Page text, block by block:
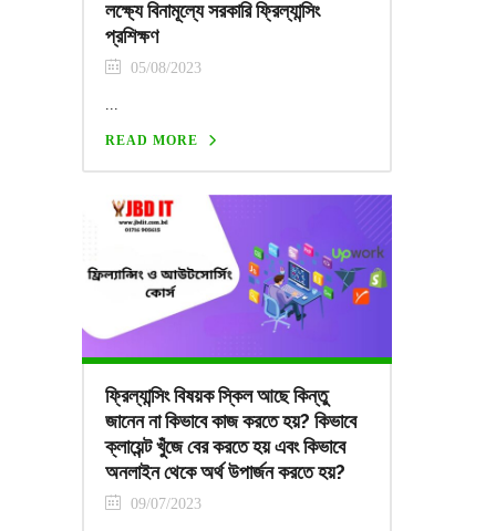
লক্ষ্যে বিনামূল্যে সরকারি ফ্রিল্যান্সিং
প্রশিক্ষণ
05/08/2023
...
READ MORE
ফ্রিল্যান্সিং বিষয়ক স্কিল আছে কিন্তু
জানেন না কিভাবে কাজ করতে হয়? কিভাবে
ক্লায়েন্ট খুঁজে বের করতে হয় এবং কিভাবে
অনলাইন থেকে অর্থ উপার্জন করতে হয়?
09/07/2023